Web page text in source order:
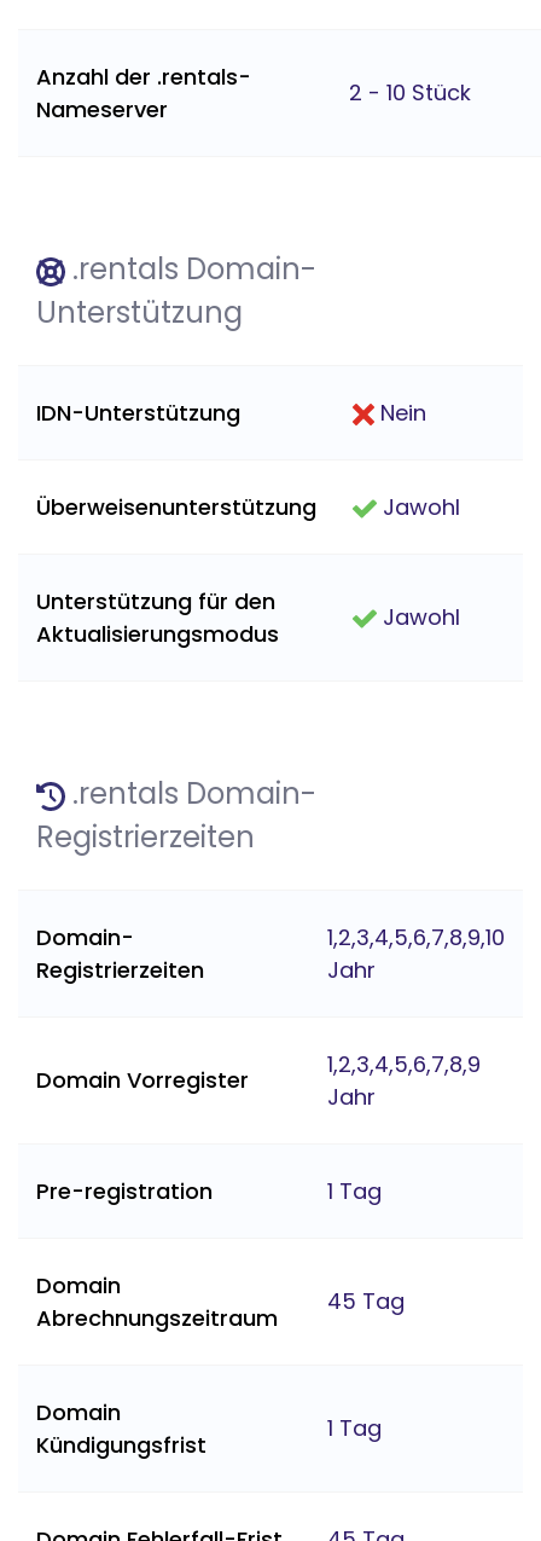
Anzahl der .rentals-
Nameserver
2 - 10 Stück
.rentals Domain-
Unterstützung
IDN-Unterstützung Nein
Überweisenunterstützung Jawohl
Unterstützung für den
Aktualisierungsmodus
Jawohl
.rentals Domain-
Registrierzeiten
Domain-
Registrierzeiten
1,2,3,4,5,6,7,8,9,10
Jahr
Domain Vorregister
1,2,3,4,5,6,7,8,9
Jahr
Pre-registration 1 Tag
Domain
Abrechnungszeitraum
45 Tag
Domain
Kündigungsfrist
1 Tag